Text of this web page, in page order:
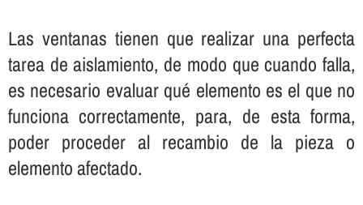
Las ventanas tienen que realizar una perfecta
tarea de aislamiento, de modo que cuando falla,
es necesario evaluar qué elemento es el que no
funciona correctamente, para, de esta forma,
poder proceder al recambio de la pieza o
elemento afectado.